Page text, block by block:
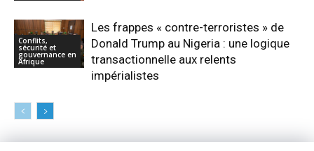
Conflits,
sécurité et
gouvernance en
Afrique
Les frappes « contre-terroristes » de
Donald Trump au Nigeria : une logique
transactionnelle aux relents
impérialistes